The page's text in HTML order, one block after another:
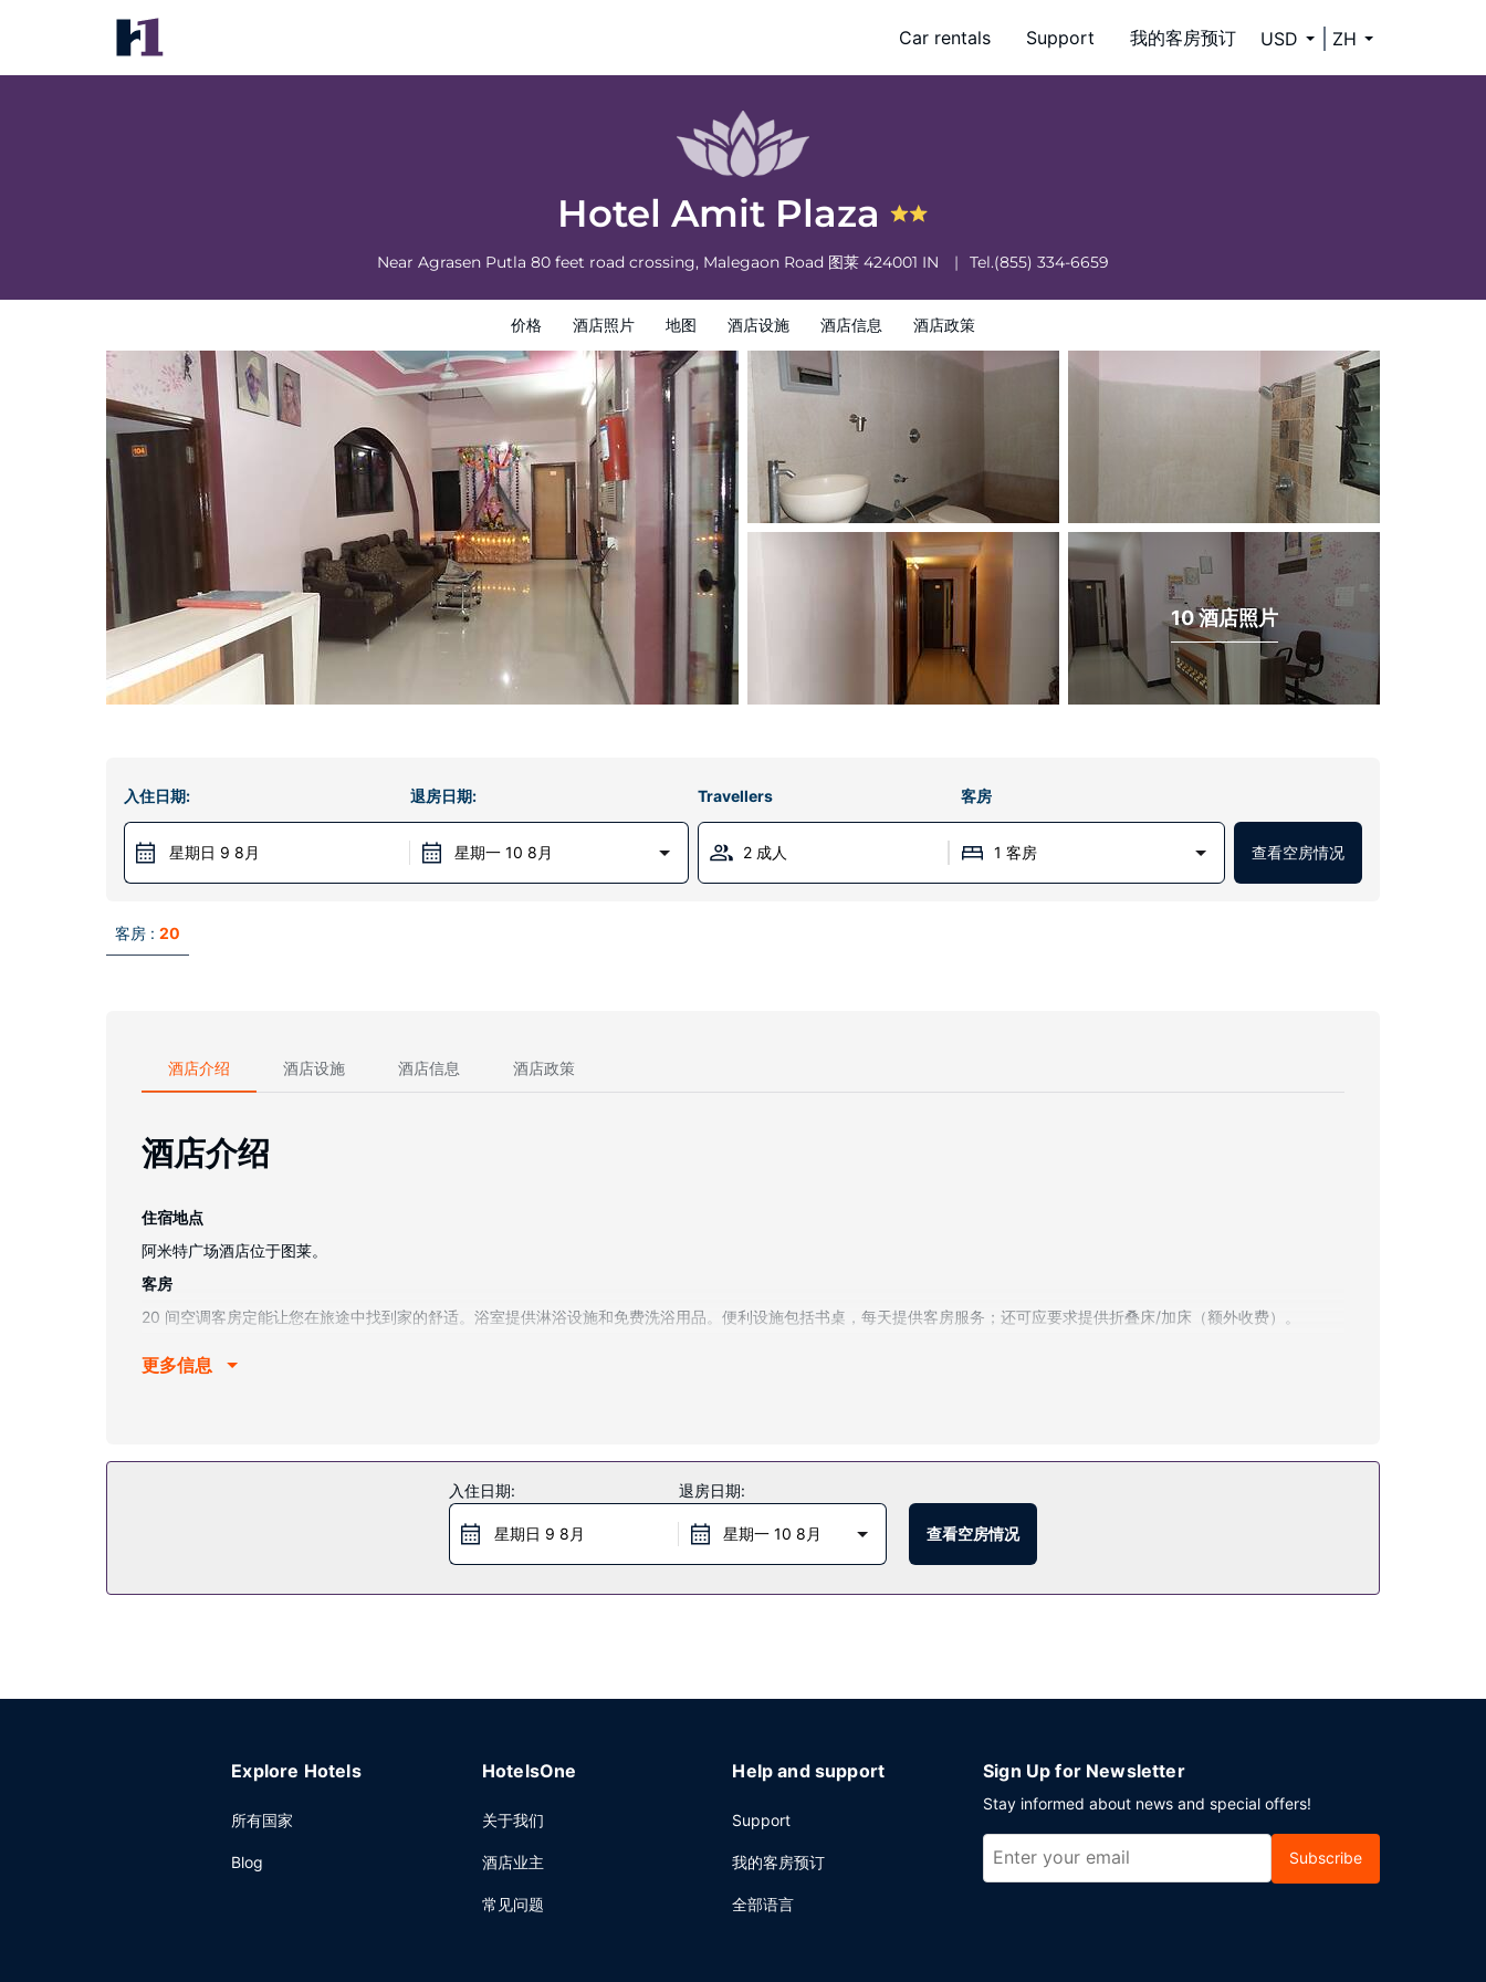
Car rentals Support 我的客房预订 USD ZH
Hotel Amit Plaza
Near Agrasen Putla 80 feet road crossing, Malegaon Road 图莱 424001 IN Tel.(855) 334-6659
价格 酒店照片 地图 酒店设施 酒店信息 酒店政策
Hotel Amit Plaza
价格 酒店照片
10 酒店照片
入住日期:
星期日 9 8月
退房日期:
星期一 10 8月
Travellers 客房
2 成人 1 客房 查看空房情况
客房 : 20
酒店介绍 酒店设施 酒店信息 酒店政策
酒店介绍
住宿地点
阿米特广场酒店位于图莱。
客房
20 间空调客房定能让您在旅途中找到家的舒适。浴室提供淋浴设施和免费洗浴用品。便利设施包括书桌，每天提供客房服务；还可应要求提供折叠床/加床（额外收费）。
更多信息
入住日期:
星期日 9 8月
退房日期:
星期一 10 8月 查看空房情况
Explore Hotels
所有国家
Blog
HotelsOne
关于我们
酒店业主
常见问题
Help and support
Support
我的客房预订
全部语言
Sign Up for Newsletter
Stay informed about news and special offers!
Subscribe